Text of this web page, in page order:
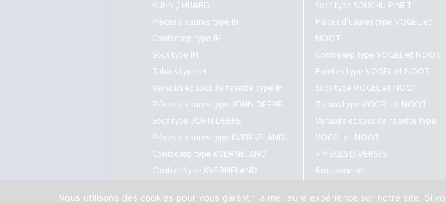
KUHN / HUARD
Pièces d’usures type IH
Contresep type IH
Socs type IH
Talons type IH
Versoirs et socs de rasette type IH
Pièces d’usures type JOHN DEERE
Socs type JOHN DEERE
Pièces d’usures type KVERNELAND
Contresep type KVERNELAND
Coutres type KVERNELAND
Socs type SOUCHU PINET
Pièces d’usures type VOGEL et
NOOT
Contresep type VOGEL et NOOT
Pointes type VOGEL et NOOT
Socs type VOGEL et NOOT
Talons type VOGEL et NOOT
Versoirs et socs de rasette type
VOGEL et NOOT
> PIÈCES DIVERSES
Boulonnerie
Nous utilisons des cookies pour vous garantir la meilleure expérience sur notre site. Si